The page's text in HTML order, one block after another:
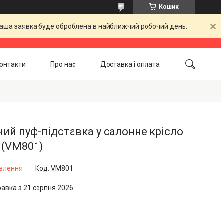
Кошик
заявка буде оброблена в найближчий робочий день.
Про нас Доставка і оплата
пуф-підставка у салонне крісло
Код: VM801
з 21 серпня 2026